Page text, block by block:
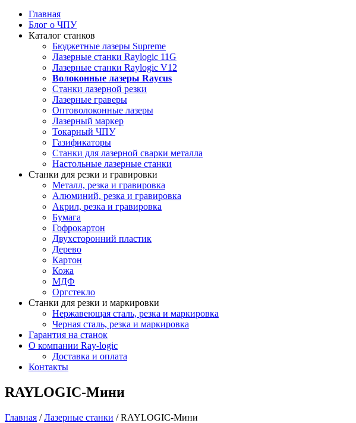
Главная
Блог о ЧПУ
Каталог станков
Бюджетные лазеры Supreme
Лазерные станки Raylogic 11G
Лазерные станки Raylogic V12
Волоконные лазеры Raycus
Станки лазерной резки
Лазерные граверы
Оптоволоконные лазеры
Лазерный маркер
Токарный ЧПУ
Газификаторы
Cтанки для лазерной сварки металла
Настольные лазерные станки
Станки для резки и гравировки
Металл, резка и гравировка
Алюминий, резка и гравировка
Акрил, резка и гравировка
Бумага
Гофрокартон
Двухсторонний пластик
Дерево
Картон
Кожа
МДФ
Оргстекло
Станки для резки и маркировки
Нержавеющая сталь, резка и маркировка
Черная сталь, резка и маркировка
Гарантия на станок
О компании Ray-logic
Доставка и оплата
Контакты
RAYLOGIC-Мини
Главная /Лазерные станки / RAYLOGIC-Мини